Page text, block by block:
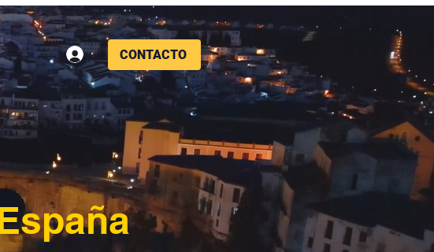
CONTACTO